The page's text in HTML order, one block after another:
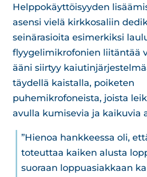
Helppokäyttöisyyden
asensi vielä kirkkosaliin
seinärasioita esimerkiksi
flyygelimikrofonien liitäntää
ääni siirtyy
täydellä kaistalla, poiketen
puhemikrofoneista, joista
avulla kumisevia ja kaikuvia
”Hienoa hankkeessa oli,
toteuttaa kaiken alusta
suoraan loppuasiakkaan